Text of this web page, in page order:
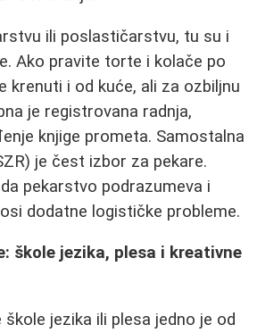
ili poslastičarstvu, tu su i
Ako pravite torte i kolače po
krenuti i od kuće, ali za ozbiljnu
je registrovana radnja,
knjige prometa. Samostalna
je čest izbor za pekare.
pekarstvo podrazumeva i
dodatne logističke probleme.
škole jezika, plesa i kreativne
jezika ili plesa jedno je od